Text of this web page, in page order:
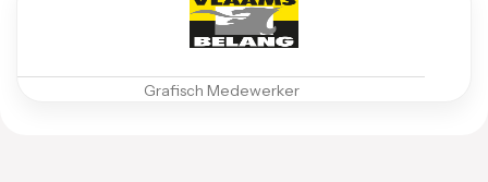
Grafisch Medewerker